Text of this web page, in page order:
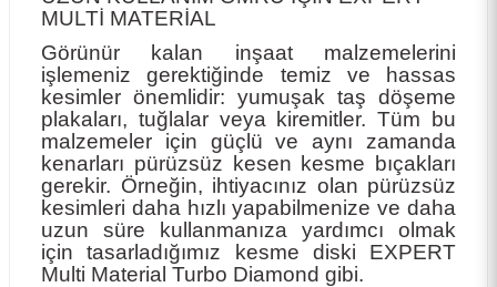
MULTİ MATERİAL
Görünür kalan inşaat malzemelerini
işlemeniz gerektiğinde temiz ve hassas
kesimler önemlidir: yumuşak taş döşeme
plakaları, tuğlalar veya kiremitler. Tüm bu
malzemeler için güçlü ve aynı zamanda
kenarları pürüzsüz kesen kesme bıçakları
gerekir. Örneğin, ihtiyacınız olan pürüzsüz
kesimleri daha hızlı yapabilmenize ve daha
uzun süre kullanmanıza yardımcı olmak
için tasarladığımız kesme diski EXPERT
Multi Material Turbo Diamond gibi.